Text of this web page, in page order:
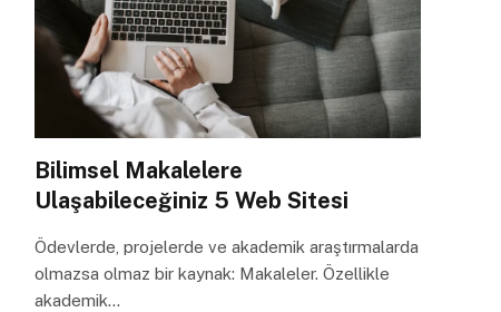
Bilimsel Makalelere
Ulaşabileceğiniz 5 Web Sitesi
Ödevlerde, projelerde ve akademik araştırmalarda
olmazsa olmaz bir kaynak: Makaleler. Özellikle
akademik…